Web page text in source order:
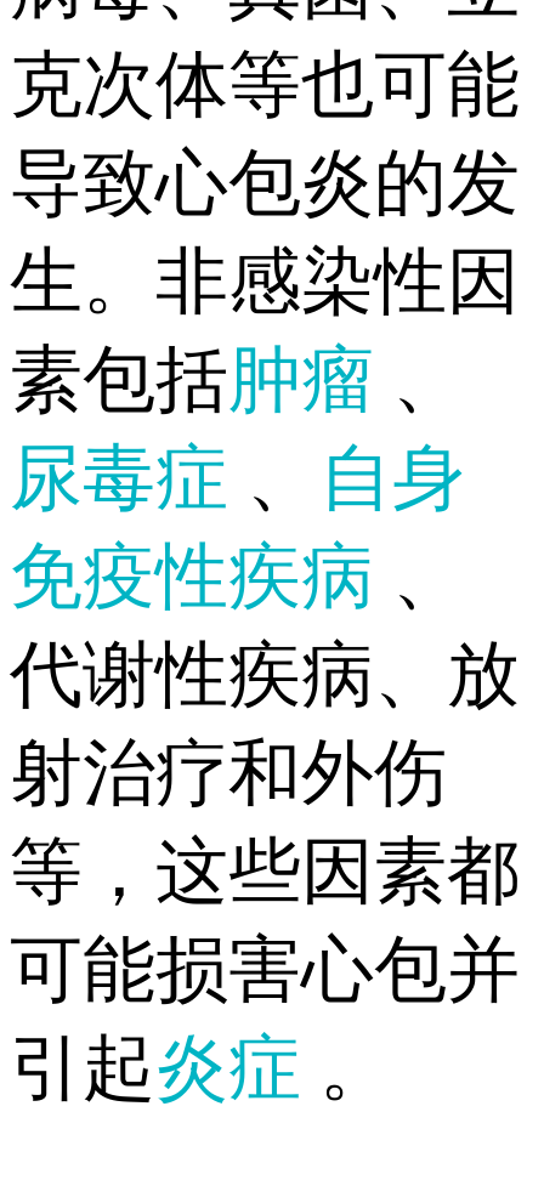
克次体等也可能
导致心包炎的发
生。非感染性因
素包括肿瘤 、
尿毒症 、
自身
免疫性疾病 、
代谢性疾病、放
射治疗和外伤
等，这些因素都
可能损害心包并
引起炎症 。